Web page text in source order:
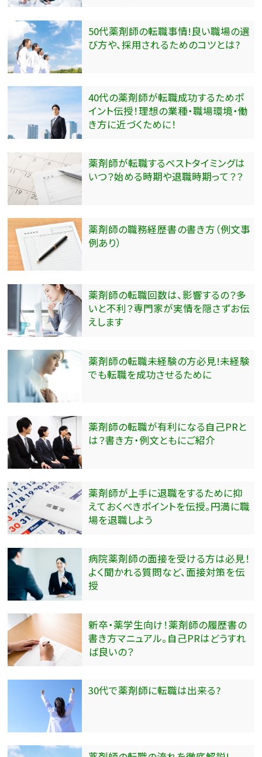
50代薬剤師の転職事情!良い職場の選
び方や、採用されるためのコツとは?
40代の薬剤師が転職成功するためポ
イント伝授！理想の業種・職場環境・働
き方に近づくために！
薬剤師が転職するベストタイミングは
いつ？始める時期や退職時期って？？
薬剤師の職務経歴書の書き方（例文事
例あり）
薬剤師の転職回数は、影響するの？多
いと不利？専門家が実情を隠さずお伝
えします
薬剤師の転職未経験の方必見!未経験
でも転職を成功させるために
薬剤師の転職が有利になる自己PRと
は？書き方・例文ともにご紹介
薬剤師が上手に退職をするために抑
えておくべきポイントを伝授。円満に職
場を退職しよう
病院薬剤師の面接を受ける方は必見！
よく聞かれる質問など、面接対策を伝
授
新卒・薬学生向け！薬剤師の履歴書の
書き方マニュアル。自己PRはどうすれ
ば良いの？
30代で薬剤師に転職は出来る?